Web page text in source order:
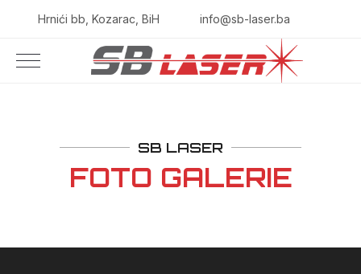
Hrnići bb, Kozarac, BiH info@sb-laser.ba
SB LASER
FOTO GALERIE